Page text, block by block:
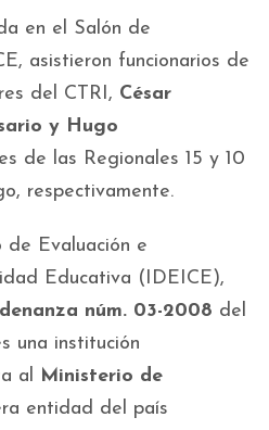
en el Salón de
asistieron funcionarios de
del CTRI, César
y Hugo
de las Regionales 15 y 10
respectivamente.
de Evaluación e
Educativa (IDEICE),
núm. 03-2008 del
una institución
al Ministerio de
entidad del país